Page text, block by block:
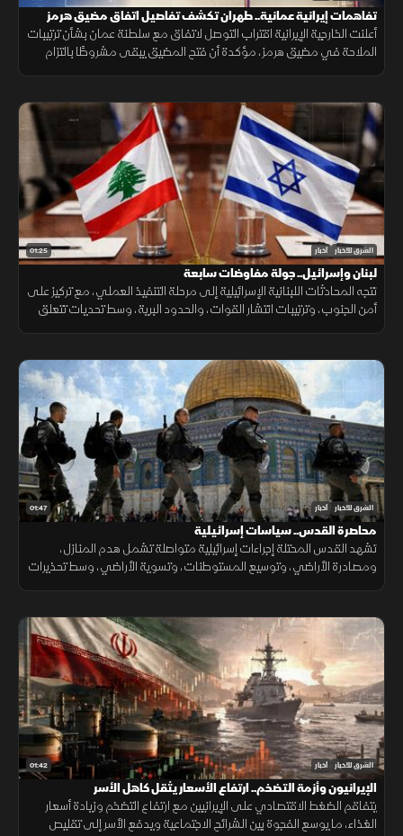
تفاهمات إيرانية عمانية.. طهران تكشف تفاصيل اتفاق مضيق هرمز
أعلنت الخارجية الإيرانية اقتراب التوصل لاتفاق مع سلطنة عمان بشأن ترتيبات
الملاحة في مضيق هرمز، مؤكدة أن فتح المضيق يبقى مشروطًا بالتزام
01:25 الشرق للأخبار أخبار
لبنان وإسرائيل.. جولة مفاوضات سابعة
تتجه المحادثات اللبنانية الإسرائيلية إلى مرحلة التنفيذ العملي، مع تركيز على
أمن الجنوب، وترتيبات انتشار القوات، والحدود البرية، وسط تحديات تتعلق
01:47 الشرق للأخبار أخبار
محاصرة القدس.. سياسات إسرائيلية
تشهد القدس المحتلة إجراءات إسرائيلية متواصلة تشمل هدم المنازل،
ومصادرة الأراضي، وتوسيع المستوطنات، وتسوية الأراضي، وسط تحذيرات
01:42 الشرق للأخبار أخبار
الإيرانيون وأزمة التضخم.. ارتفاع الأسعار يثقل كاهل الأسر
يتفاقم الضغط الاقتصادي على الإيرانيين مع ارتفاع التضخم وزيادة أسعار
الغذاء، ما يوسع الفجوة بين الشرائح الاجتماعية ويدفع الأسر إلى تقليص